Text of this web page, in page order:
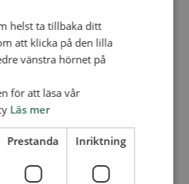
på missionella
2027 erbjuds SAM-
ekonomiskt stöd.
1 april 2026 på denna
man ansöker om ska
1 april-31 december
helst ta tillbaka ditt
att klicka på den lilla
vänstra hörnet på
för att läsa vår
Läs mer
Prestanda Inriktning